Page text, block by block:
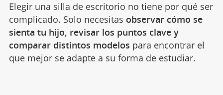
Elegir una silla de escritorio no tiene por qué ser
complicado. Solo necesitas observar cómo se
sienta tu hijo, revisar los puntos clave y
comparar distintos modelos para encontrar el
que mejor se adapte a su forma de estudiar.